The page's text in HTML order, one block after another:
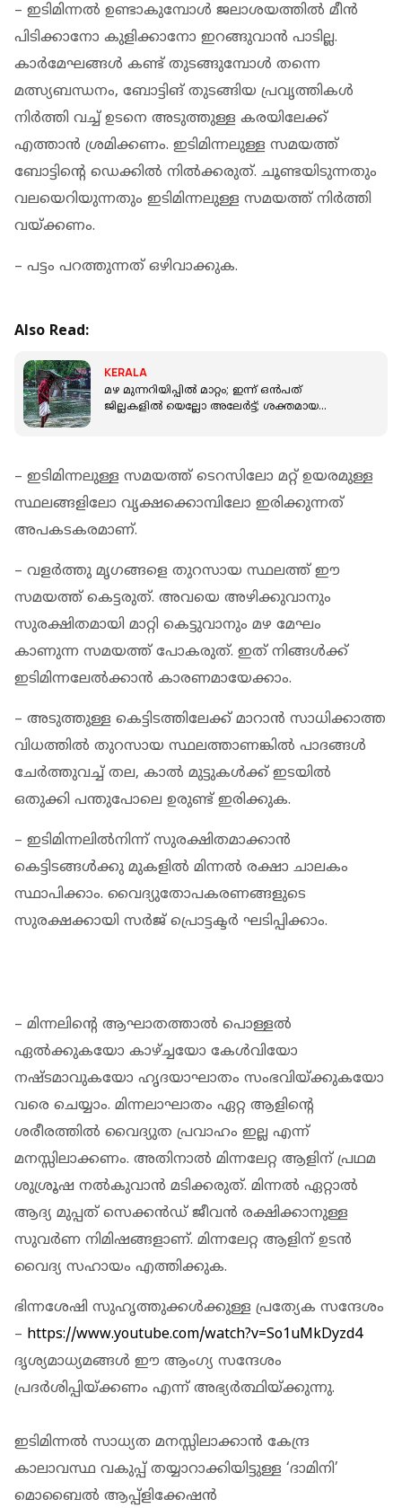
– ഇടിമിന്നൽ ഉണ്ടാകുമ്പോൾ ജലാശയത്തിൽ മീൻ
പിടിക്കാനോ കുളിക്കാനോ ഇറങ്ങുവാൻ പാടില്ല.
കാർമേഘങ്ങൾ കണ്ട് തുടങ്ങുമ്പോൾ തന്നെ
മത്സ്യബന്ധനം, ബോട്ടിങ് തുടങ്ങിയ പ്രവൃത്തികൾ
നിർത്തി വച്ച് ഉടനെ അടുത്തുള്ള കരയിലേക്ക്
എത്താൻ ശ്രമിക്കണം. ഇടിമിന്നലുള്ള സമയത്ത്
ബോട്ടിന്റെ ഡെക്കിൽ നിൽക്കരുത്. ചൂണ്ടയിടുന്നതും
വലയെറിയുന്നതും ഇടിമിന്നലുള്ള സമയത്ത് നിർത്തി
വയ്ക്കണം.
– പട്ടം പറത്തുന്നത് ഒഴിവാക്കുക.
Also Read:
KERALA
മഴ മുന്നറിയിപ്പില്‍ മാറ്റം; ഇന്ന് ഒന്‍പത്
ജില്ലകളില്‍ യെല്ലോ അലേര്‍ട്ട്; ശക്തമായ
– ഇടിമിന്നലുള്ള സമയത്ത്‌ ടെറസിലോ മറ്റ്‌ ഉയരമുള്ള
സ്ഥലങ്ങളിലോ വൃക്ഷക്കൊമ്പിലോ ഇരിക്കുന്നത്‌
അപകടകരമാണ്‌.
– വളർത്തു മൃഗങ്ങളെ തുറസായ സ്ഥലത്ത് ഈ
സമയത്ത് കെട്ടരുത്. അവയെ അഴിക്കുവാനും
സുരക്ഷിതമായി മാറ്റി കെട്ടുവാനും മഴ മേഘം
കാണുന്ന സമയത്ത് പോകരുത്. ഇത് നിങ്ങൾക്ക്
ഇടിമിന്നലേൽക്കാൻ കാരണമായേക്കാം.
– അടുത്തുള്ള കെട്ടിടത്തിലേക്ക് മാറാൻ സാധിക്കാത്ത
വിധത്തിൽ തുറസായ സ്ഥലത്താണങ്കിൽ പാദങ്ങൾ
ചേർത്തുവച്ച്‌ തല, കാൽ മുട്ടുകൾക്ക്‌ ഇടയിൽ
ഒതുക്കി പന്തുപോലെ ഉരുണ്ട്‌ ഇരിക്കുക.
– ഇടിമിന്നലിൽനിന്ന് സുരക്ഷിതമാക്കാൻ
കെട്ടിടങ്ങൾക്കു മുകളിൽ മിന്നൽ രക്ഷാ ചാലകം
സ്ഥാപിക്കാം. വൈദ്യുതോപകരണങ്ങളുടെ
സുരക്ഷക്കായി സർജ് പ്രൊട്ടക്ടർ ഘടിപ്പിക്കാം.
– മിന്നലിന്റെ ആഘാതത്താൽ പൊള്ളൽ
ഏൽക്കുകയോ കാഴ്ച്ചയോ കേൾവിയോ
നഷ്ടമാവുകയോ ഹൃദയാഘാതം സംഭവിയ്ക്കുകയോ
വരെ ചെയ്യാം. മിന്നലാഘാതം ഏറ്റ ആളിന്റെ
ശരീരത്തിൽ വൈദ്യുത പ്രവാഹം ഇല്ല എന്ന്
മനസ്സിലാക്കണം. അതിനാൽ മിന്നലേറ്റ ആളിന്‌ പ്രഥമ
ശുശ്രൂഷ നൽകുവാൻ മടിക്കരുത്‌. മിന്നൽ ഏറ്റാൽ
ആദ്യ മുപ്പത്‌ സെക്കൻഡ് ജീവൻ രക്ഷിക്കാനുള്ള
സുവർണ നിമിഷങ്ങളാണ്. മിന്നലേറ്റ ആളിന് ഉടൻ
വൈദ്യ സഹായം എത്തിക്കുക.
ഭിന്നശേഷി സുഹൃത്തുക്കൾക്കുള്ള പ്രത്യേക സന്ദേശം
– https://www.youtube.com/watch?v=So1uMkDyzd4
ദൃശ്യമാധ്യമങ്ങൾ ഈ ആംഗ്യ സന്ദേശം
പ്രദർശിപ്പിയ്ക്കണം എന്ന് അഭ്യർത്ഥിയ്ക്കുന്നു.
ഇടിമിന്നൽ സാധ്യത മനസ്സിലാക്കാൻ കേന്ദ്ര
കാലാവസ്ഥ വകുപ്പ് തയ്യാറാക്കിയിട്ടുള്ള ‘ദാമിനി’
മൊബൈൽ ആപ്പ്ളിക്കേഷൻ